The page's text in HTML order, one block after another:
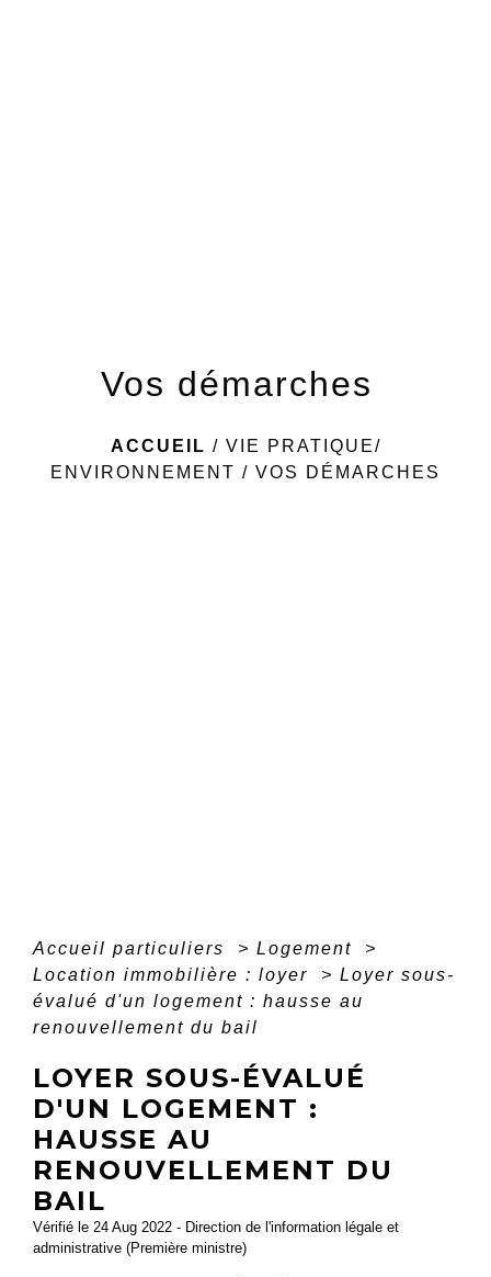
Vos démarches
ACCUEIL / VIE PRATIQUE/
ENVIRONNEMENT / VOS DÉMARCHES
Accueil particuliers > Logement
>
Location immobilière : loyer
> Loyer sous-
évalué d'un logement : hausse au
renouvellement du bail
LOYER SOUS-ÉVALUÉ
D'UN LOGEMENT :
HAUSSE AU
RENOUVELLEMENT DU
BAIL
Vérifié le 24 Aug 2022 - Direction de l'information légale et
administrative (Première ministre)